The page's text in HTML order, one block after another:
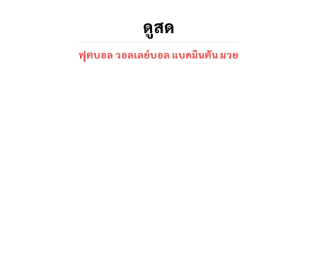
ดูสด
ฟุตบอล วอลเลย์บอล แบดมินตัน มวย